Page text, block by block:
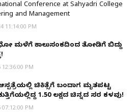
Conference at Sahyadri College
and Management
11:14:00 PM
ಮಳೆಗೆ ಕಾಲುಸಂಕದಿಂದ ತೋಡಿಗೆ ಬಿದ್ದು
PM
ಚಿಕಿತ್ಸೆಗೆ ಬಂದಾಗ ಮೃತಪಟ್ಟ
₹1.50 ಲಕ್ಷದ ಚಿನ್ನದ ಸರ ಕಳವು!
PM